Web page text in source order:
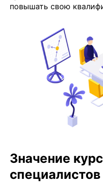
повышать свою
Значение
специалистов